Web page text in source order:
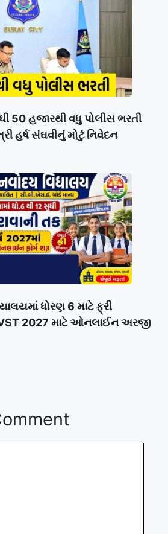
50 હજારથી વધુ પોલીસ ભરતી
હર્ષ સંઘવીનું મોટું નિવેદન
ધોરણ 6 માટે ફ્રી
2027 માટે ઓનલાઈન અરજી